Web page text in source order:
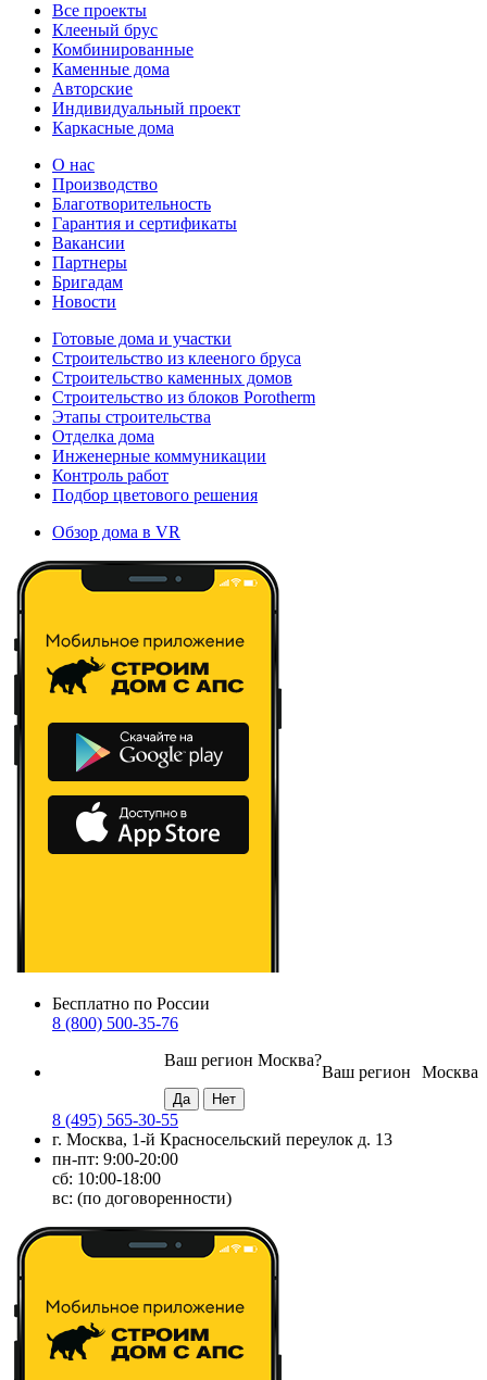
Все проекты
Клееный брус
Комбинированные
Каменные дома
Авторские
Индивидуальный проект
Каркасные дома
О нас
Производство
Благотворительность
Гарантия и сертификаты
Вакансии
Партнеры
Бригадам
Новости
Готовые дома и участки
Строительство из клееного бруса
Строительство каменных домов
Строительство из блоков Porotherm
Этапы строительства
Отделка дома
Инженерные коммуникации
Контроль работ
Подбор цветового решения
Обзор дома в VR
Бесплатно по России
8 (800) 500-35-76
Москва
Ваш регион
Ваш регион Москва?
8 (495) 565-30-55
г. Москва, 1-й Красносельский переулок д. 13
пн-пт: 9:00-20:00
сб: 10:00-18:00
вс: (по договоренности)